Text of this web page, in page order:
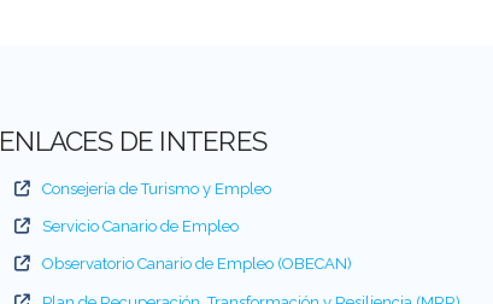
ENLACES DE INTERES
Consejería de Turismo y Empleo
Servicio Canario de Empleo
Observatorio Canario de Empleo (OBECAN)